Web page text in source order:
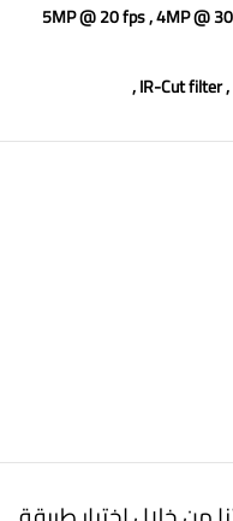
5MP @ 20 fps , 4MP @
IR-Cut filter ,